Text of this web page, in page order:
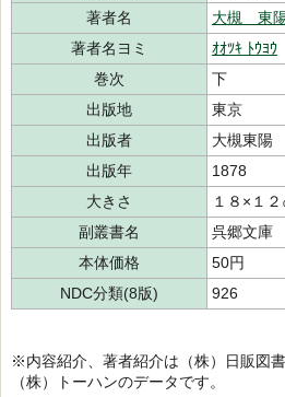
著者名
大槻 東
著者名ヨミ
ｵｵﾂｷ ﾄｳﾖｳ
巻次
下
出版地
東京
出版者
大槻東陽
出版年
1878
大きさ
１８×１２
副叢書名
呉郷文庫
本体価格
50円
NDC分類(8版)
926
※内容紹介、著者紹介は（株）日販図
（株）トーハンのデータです。